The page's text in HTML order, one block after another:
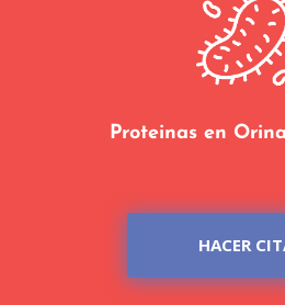
Proteinas en
HACER